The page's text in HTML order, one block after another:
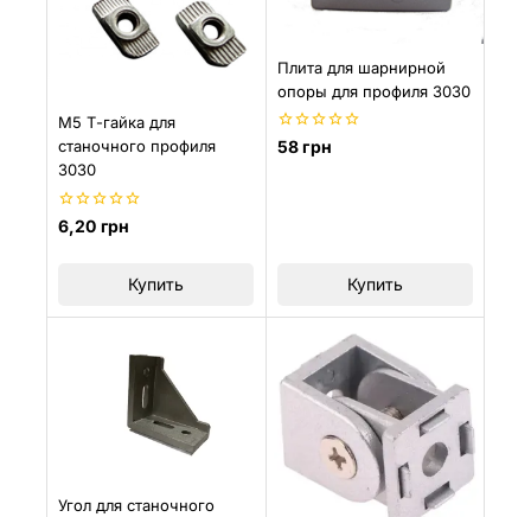
М5 Т-гайка для
станочного профиля
3030
0
из
6,20 грн
Купить
Плита для шарнирной
опоры для профиля 3030
0
58грн
Купить
Угол для станочного